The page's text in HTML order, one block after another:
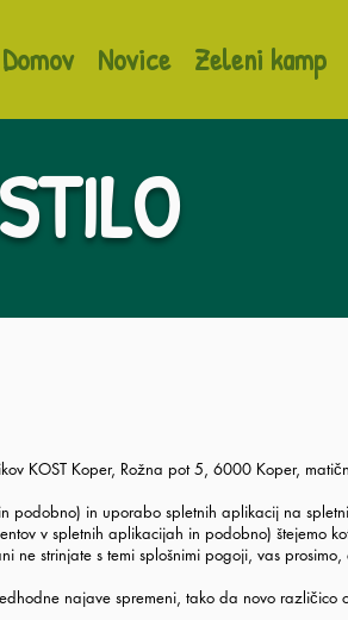
Domov Novice Zeleni kamp
KOST Koper, Rožna pot 5, 6000 Koper,
podobno) in uporabo spletnih aplikacij na
v spletnih aplikacijah in podobno) štejemo
ne strinjate s temi splošnimi pogoji, vas
najave spremeni, tako da novo različico